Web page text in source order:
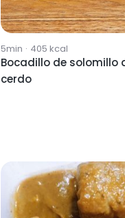
5min · 405 kcal
Bocadillo de solomillo
cerdo